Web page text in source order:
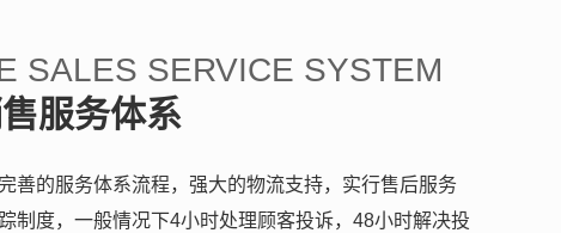
SALES SERVICE SYSTEM
服务体系
善的服务体系流程，强大的物流支持，实行售后服务
制度，一般情况下4小时处理顾客投诉，48小时解决投